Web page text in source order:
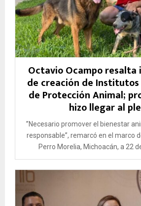
Octavio Ocampo
de creación de
de Protección Animal;
hizo llegar al
”Necesario promover el bienestar
responsable”, remarcó en el marco
Perro Morelia, Michoacán, a 22